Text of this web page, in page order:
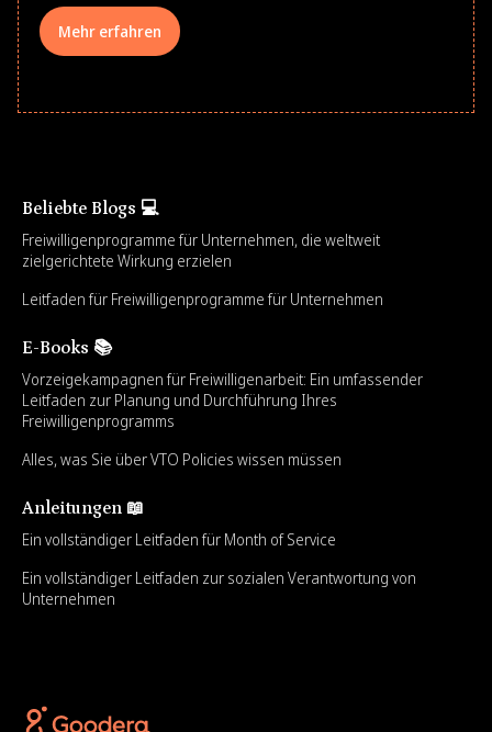
Mehr erfahren
Beliebte Blogs 💻
Freiwilligenprogramme für Unternehmen, die weltweit
zielgerichtete Wirkung erzielen
Leitfaden für Freiwilligenprogramme für Unternehmen
E-Books 📚
Vorzeigekampagnen für Freiwilligenarbeit: Ein umfassender
Leitfaden zur Planung und Durchführung Ihres
Freiwilligenprogramms
Alles, was Sie über VTO Policies wissen müssen
Anleitungen 📖
Ein vollständiger Leitfaden für Month of Service
Ein vollständiger Leitfaden zur sozialen Verantwortung von
Unternehmen